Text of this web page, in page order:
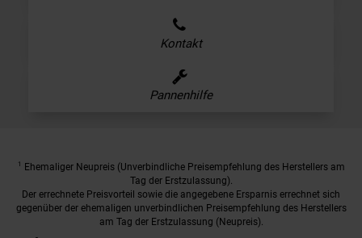
Kontakt
Pannenhilfe
1
Ehemaliger Neupreis (Unverbindliche Preisempfehlung des Herstellers am
Tag der Erstzulassung).
Der errechnete Preisvorteil sowie die angegebene Ersparnis errechnet sich
gegenüber der ehemaligen unverbindlichen Preisempfehlung des Herstellers
am Tag der Erstzulassung (Neupreis).